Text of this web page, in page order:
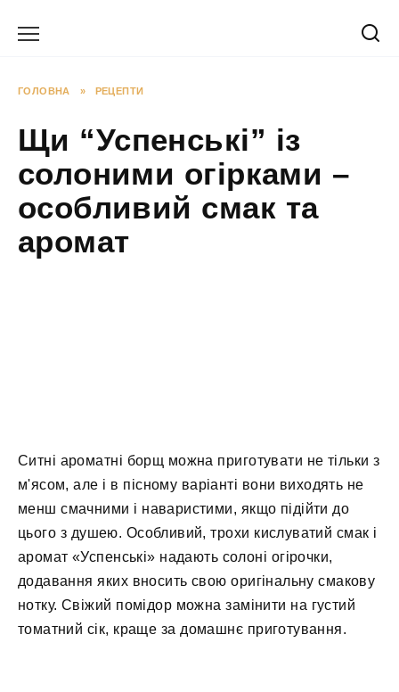
ГОЛОВНА » РЕЦЕПТИ
Щи “Успенські” із
солоними огірками –
особливий смак та
аромат
Ситні ароматні борщ можна приготувати не тільки з
м'ясом, але і в пісному варіанті вони виходять не
менш смачними і наваристими, якщо підійти до
цього з душею. Особливий, трохи кислуватий смак і
аромат «Успенські» надають солоні огірочки,
додавання яких вносить свою оригінальну смакову
нотку. Свіжий помідор можна замінити на густий
томатний сік, краще за домашнє приготування.